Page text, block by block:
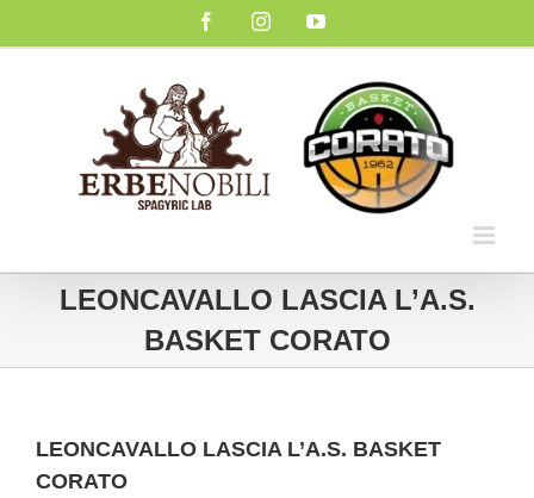
FacebookInstagramYouTube
LEONCAVALLO LASCIA L’A.S.
BASKET CORATO
LEONCAVALLO LASCIA L’A.S. BASKET
CORATO